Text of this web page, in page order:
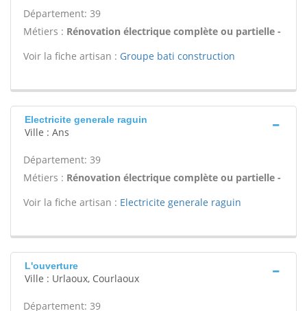
Département: 39
Métiers : Rénovation électrique complète ou partielle -
Voir la fiche artisan : Groupe bati construction
Electricite generale raguin
Ville : Ans
Département: 39
Métiers : Rénovation électrique complète ou partielle -
Voir la fiche artisan : Electricite generale raguin
L'ouverture
Ville : Urlaoux, Courlaoux
Département: 39